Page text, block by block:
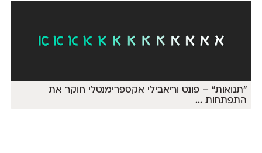
״תנואות״ – פונט וריאבילי אקספרימנטלי חוקר את
התפתחות ...